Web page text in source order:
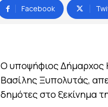
Facebook
Ο υποψήφιος Δήμαρχος
Βασίλης Ξυπολυτάς,
δημότες στο ξεκίνημα